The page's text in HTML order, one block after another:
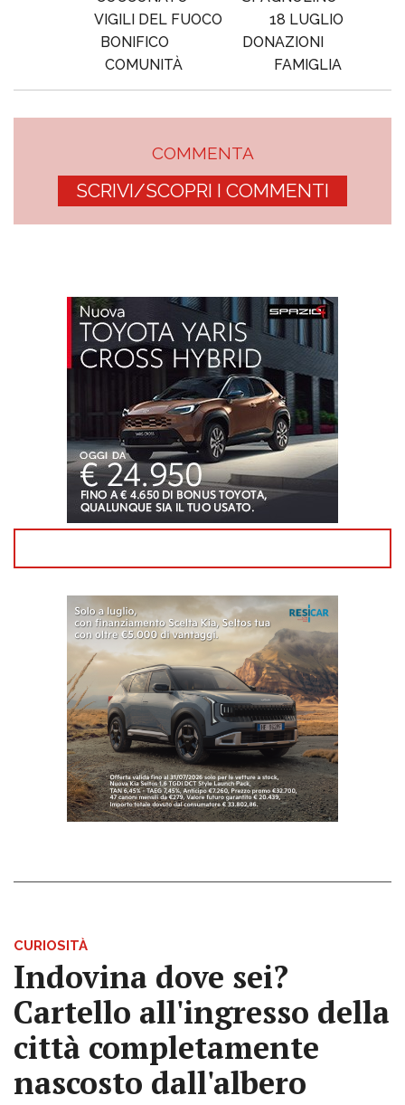
VIGILI DEL FUOCO
18 LUGLIO
BONIFICO
DONAZIONI
COMUNITÀ
FAMIGLIA
COMMENTA
SCRIVI/SCOPRI I COMMENTI
CURIOSITÀ
Indovina dove sei?
Cartello all'ingresso della
città completamente
nascosto dall'albero